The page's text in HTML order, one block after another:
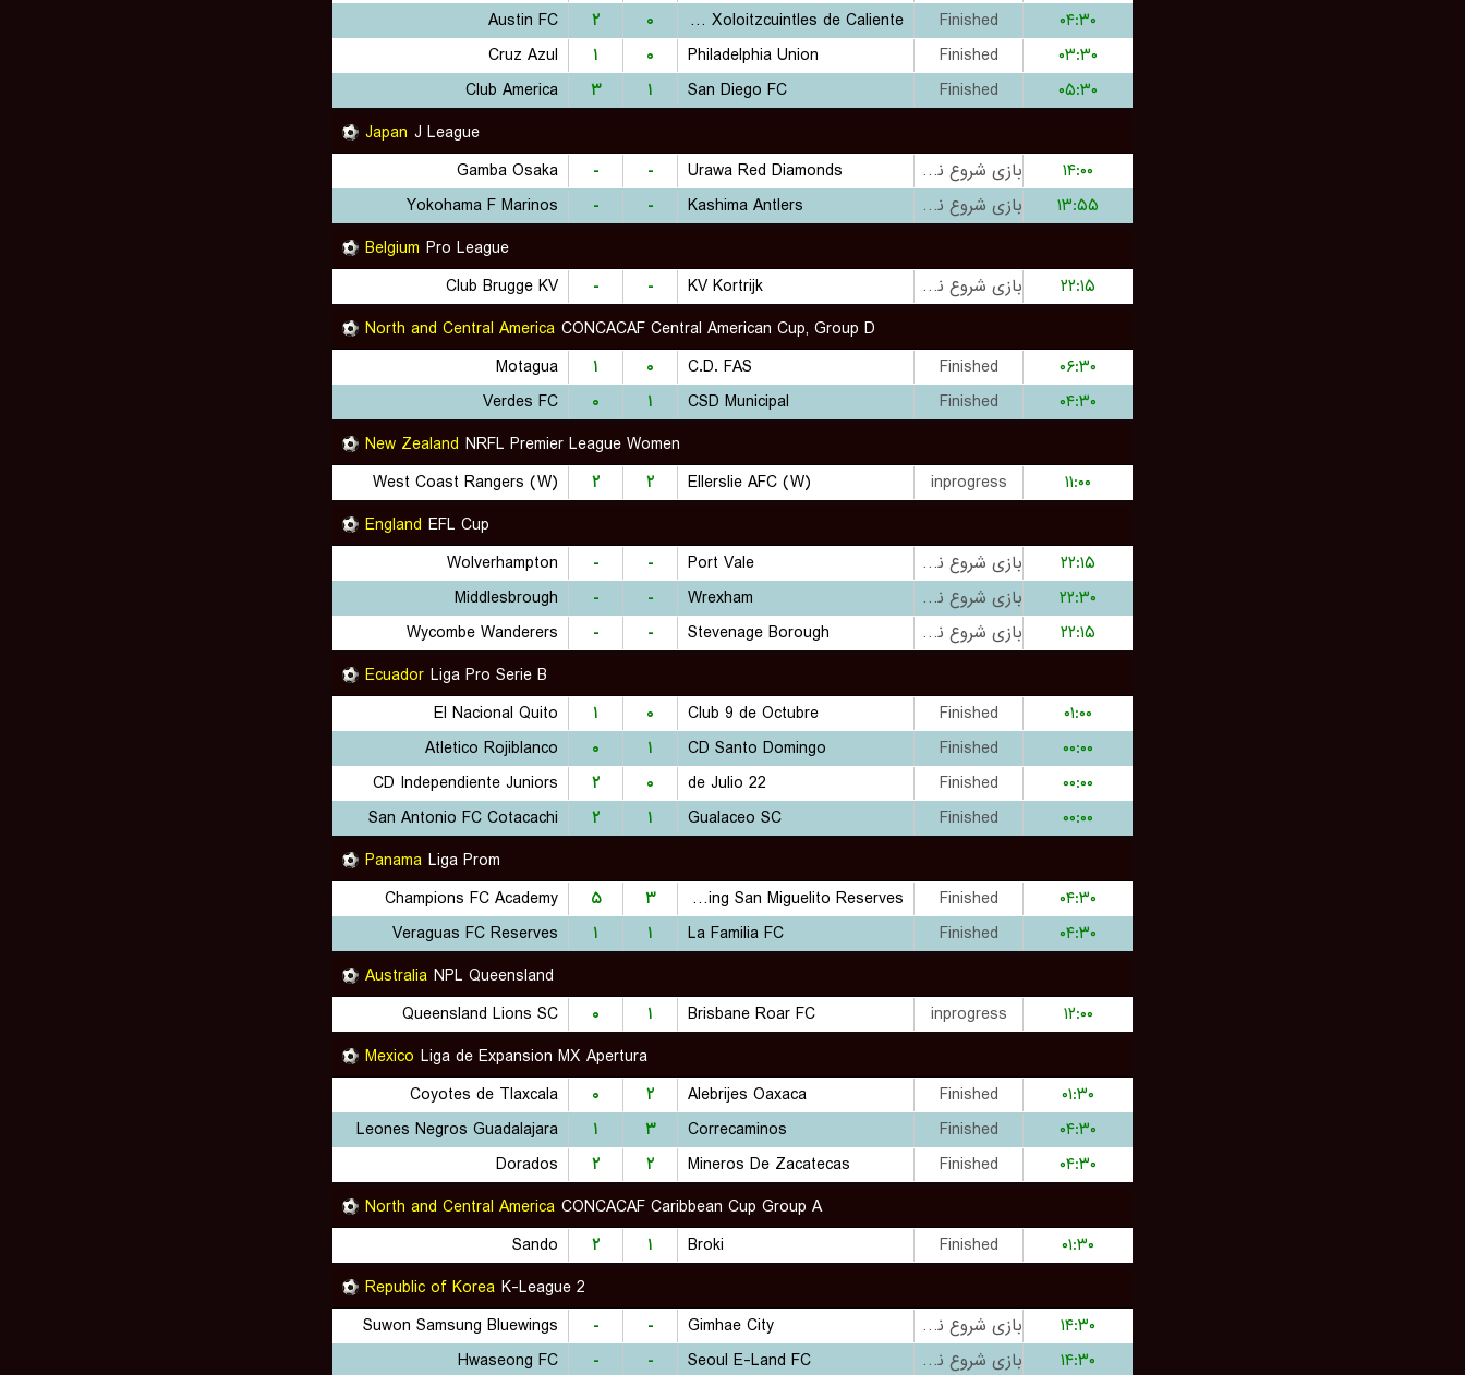
Austin FC
۲ ۰ Club Tijuana Xoloitzcuintles de Caliente Finished
۰۴:۳۰
Cruz Azul
۱ ۰ Philadelphia Union Finished
۰۳:۳۰
Club America
۳ ۱ San Diego FC Finished
۰۵:۳۰
Japan J League
Gamba Osaka
- - Urawa Red Diamonds بازی شروع نشده است
۱۴:۰۰
Yokohama F Marinos
- - Kashima Antlers بازی شروع نشده است
۱۳:۵۵
Belgium Pro League
Club Brugge KV
- - KV Kortrijk بازی شروع نشده است
۲۲:۱۵
North and Central America CONCACAF Central American Cup, Group D
Motagua
۱ ۰ C.D. FAS Finished
۰۶:۳۰
Verdes FC
۰ ۱ CSD Municipal Finished
۰۴:۳۰
New Zealand NRFL Premier League Women
West Coast Rangers (W)
۲ ۲ Ellerslie AFC (W) inprogress
۱۱:۰۰
England EFL Cup
Wolverhampton
- - Port Vale بازی شروع نشده است
۲۲:۱۵
Middlesbrough
- - Wrexham بازی شروع نشده است
۲۲:۳۰
Wycombe Wanderers
- - Stevenage Borough بازی شروع نشده است
۲۲:۱۵
Ecuador Liga Pro Serie B
El Nacional Quito
۱ ۰ Club 9 de Octubre Finished
۰۱:۰۰
Atletico Rojiblanco
۰ ۱ CD Santo Domingo Finished
۰۰:۰۰
CD Independiente Juniors
۲ ۰ 22 de Julio Finished
۰۰:۰۰
San Antonio FC Cotacachi
۲ ۱ Gualaceo SC Finished
۰۰:۰۰
Panama Liga Prom
Champions FC Academy
۵ ۳ Sporting San Miguelito Reserves Finished
۰۴:۳۰
Veraguas FC Reserves
۱ ۱ La Familia FC Finished
۰۴:۳۰
Australia NPL Queensland
Queensland Lions SC
۰ ۱ Brisbane Roar FC inprogress
۱۲:۰۰
Mexico Liga de Expansion MX Apertura
Coyotes de Tlaxcala
۰ ۲ Alebrijes Oaxaca Finished
۰۱:۳۰
Leones Negros Guadalajara
۱ ۳ Correcaminos Finished
۰۴:۳۰
Dorados
۲ ۲ Mineros De Zacatecas Finished
۰۴:۳۰
North and Central America CONCACAF Caribbean Cup Group A
Sando
۲ ۱ Broki Finished
۰۱:۳۰
Republic of Korea K-League 2
Suwon Samsung Bluewings
- - Gimhae City بازی شروع نشده است
۱۴:۳۰
Hwaseong FC
- - Seoul E-Land FC بازی شروع نشده است
۱۴:۳۰